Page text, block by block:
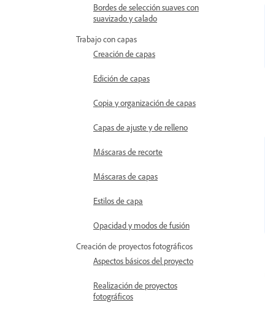
Bordes de selección suaves con
suavizado y calado
Trabajo con capas
Creación de capas
Edición de capas
Copia y organización de capas
Capas de ajuste y de relleno
Máscaras de recorte
Máscaras de capas
Estilos de capa
Opacidad y modos de fusión
Creación de proyectos fotográficos
Aspectos básicos del proyecto
Realización de proyectos
fotográficos